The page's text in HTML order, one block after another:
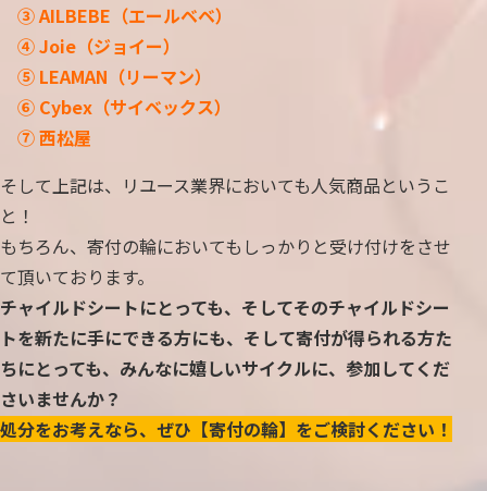
③ AILBEBE（エールベベ）
④ Joie（ジョイー）
⑤ LEAMAN（リーマン）
⑥ Cybex（サイベックス）
⑦ 西松屋
そして上記は、リユース業界においても人気商品というこ
と！
もちろん、寄付の輪においてもしっかりと受け付けをさせ
て頂いております。
チャイルドシートにとっても、そしてそのチャイルドシー
トを新たに手にできる方にも、そして寄付が得られる方た
ちにとっても、みんなに嬉しいサイクルに、参加してくだ
さいませんか？
処分をお考えなら、ぜひ【寄付の輪】をご検討ください！